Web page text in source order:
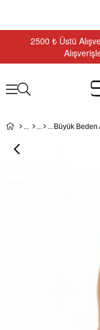
2500 ₺ Üstü
Büyük Beden